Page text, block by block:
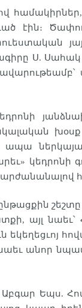
էին։
Ս.
կեդրոնի
շեշտը
այլ նաեւ՝
անոր
Եպս.